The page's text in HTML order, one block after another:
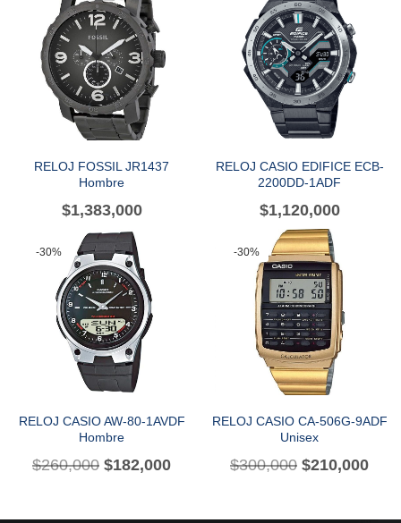
RELOJ FOSSIL JR1437
Hombre
$1,383,000
RELOJ CASIO EDIFICE ECB-
2200DD-1ADF
$1,120,000
-30%
RELOJ CASIO AW-80-1AVDF
Hombre
$260,000 $182,000
-30%
RELOJ CASIO CA-506G-9ADF
Unisex
$300,000 $210,000